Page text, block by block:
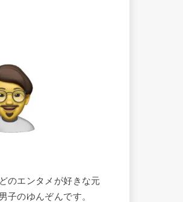
のエンタメが好きな元
子のゆんぞんです。